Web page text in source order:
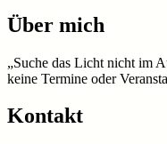
Über mich
„Suche das Licht nicht im
keine Termine oder
Kontakt